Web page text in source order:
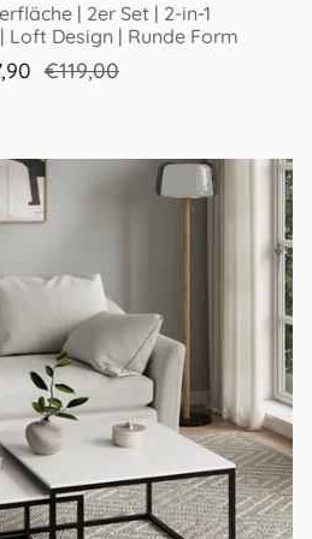
| 2er Set | 2-in-1
Loft Design | Runde Form
€119,00